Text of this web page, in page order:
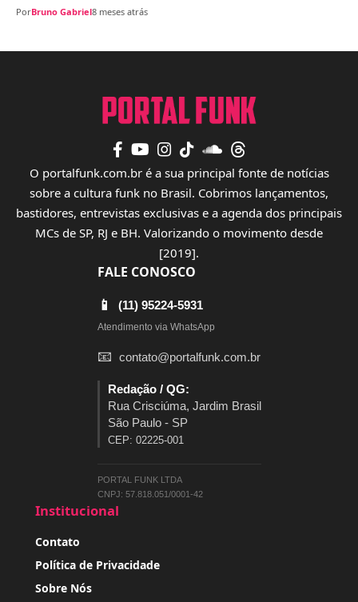
PorBruno Gabriel8 meses atrás
O portalfunk.com.br é a sua principal fonte de notícias
sobre a cultura funk no Brasil. Cobrimos lançamentos,
bastidores, entrevistas exclusivas e a agenda dos principais
MCs de SP, RJ e BH. Valorizando o movimento desde
[2019].
FALE CONOSCO
📱 (11) 95224-5931
Atendimento via WhatsApp
📧 contato@portalfunk.com.br
Redação / QG:
Rua Crisciúma, Jardim Brasil
São Paulo - SP
CEP: 02225-001
PORTAL FUNK LTDA
CNPJ: 57.818.051/0001-42
Institucional
Contato
Política de Privacidade
Sobre Nós